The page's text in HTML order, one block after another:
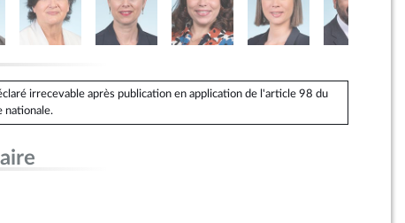
irrecevable après publication en application de l'article 98 du
nationale.